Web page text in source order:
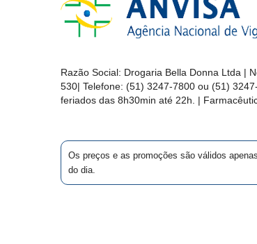
ATENDIMENTO
LOCALIZAÇÃO
Razão Social: Drogaria Bella Donna Ltda |
530| Telefone: (51) 3247-7800 ou (51)
feriados das 8h30min até 22h. |
Os preços e as promoções são válidos
do dia.